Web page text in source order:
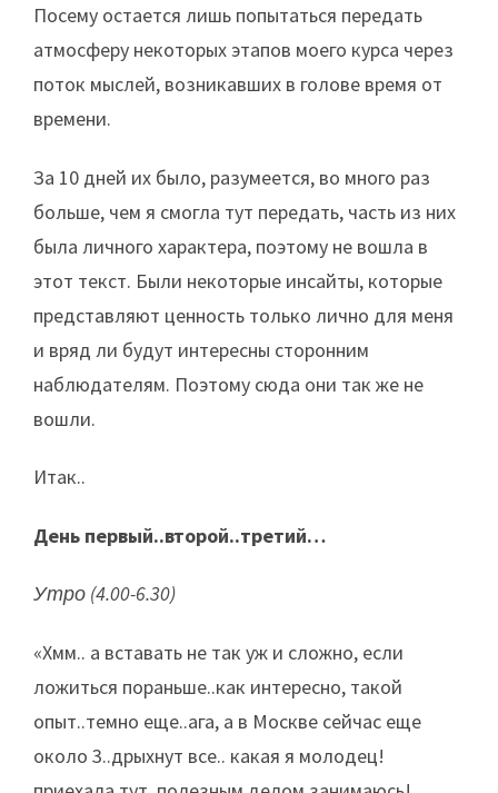
Посему остается лишь попытаться передать
атмосферу некоторых этапов моего курса через
поток мыслей, возникавших в голове время от
времени.
За 10 дней их было, разумеется, во много раз
больше, чем я смогла тут передать, часть из них
была личного характера, поэтому не вошла в
этот текст. Были некоторые инсайты, которые
представляют ценность только лично для меня
и вряд ли будут интересны сторонним
наблюдателям. Поэтому сюда они так же не
вошли.
Итак..
День первый..второй..третий…
Утро (4.00-6.30)
«Хмм.. а вставать не так уж и сложно, если
ложиться пораньше..как интересно, такой
опыт..темно еще..ага, а в Москве сейчас еще
около 3..дрыхнут все.. какая я молодец!